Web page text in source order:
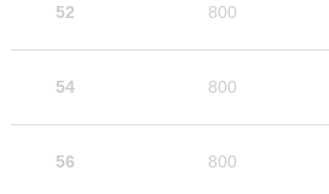
52 800
54 800
56 800